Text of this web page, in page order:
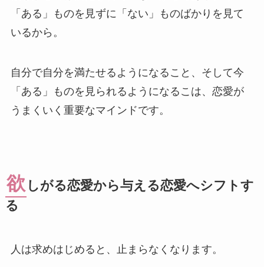
「ある」ものを見ずに「ない」ものばかりを見て
いるから。
自分で自分を満たせるようになること、そして今
「ある」ものを見られるようになるこは、恋愛が
うまくいく重要なマインドです。
欲 しがる恋愛から与える恋愛へシフトす
る
人は求めはじめると、止まらなくなります。